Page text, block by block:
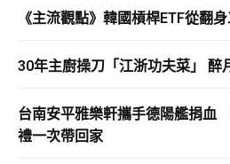
《主流觀點》韓國槓桿ETF從翻
30年主廚操刀「江浙功夫菜」 醉
台南安平雅樂軒攜手德陽艦捐血
禮一次帶回家